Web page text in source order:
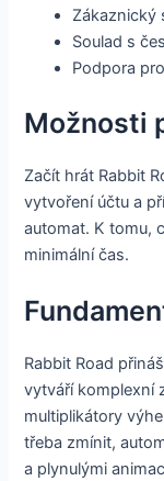
Zákaznický
Soulad s
Podpora
Možnosti
Začít hrát Rabbit
vytvoření účtu a
automat. K tomu,
minimální čas.
Rabbit Road
vytváří komplexní
multiplikátory
třeba zmínit,
a plynulými